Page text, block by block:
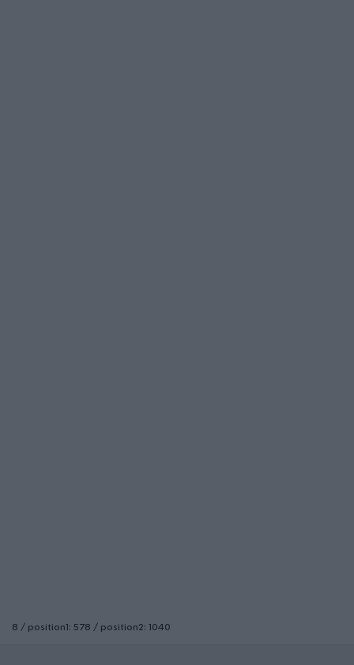
8 / position1: 578 / position2: 1040